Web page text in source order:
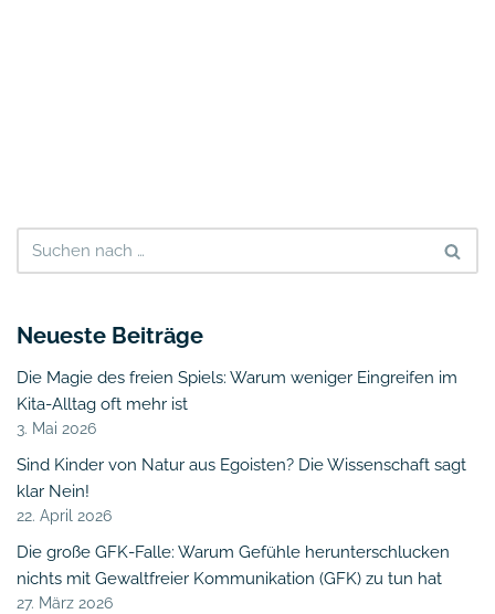
Neueste Beiträge
Die Magie des freien Spiels: Warum weniger Eingreifen im
Kita-Alltag oft mehr ist
3. Mai 2026
Sind Kinder von Natur aus Egoisten? Die Wissenschaft sagt
klar Nein!
22. April 2026
Die große GFK-Falle: Warum Gefühle herunterschlucken
nichts mit Gewaltfreier Kommunikation (GFK) zu tun hat
27. März 2026